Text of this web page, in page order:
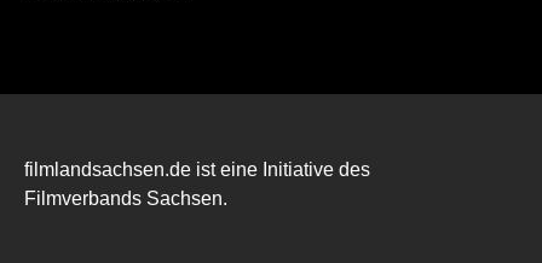
filmlandsachsen.de ist eine Initiative des
Filmverbands Sachsen.